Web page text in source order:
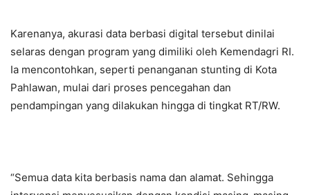
Karenanya, akurasi data berbasi digital tersebut dinilai
selaras dengan program yang dimiliki oleh Kemendagri RI.
Ia mencontohkan, seperti penanganan stunting di Kota
Pahlawan, mulai dari proses pencegahan dan
pendampingan yang dilakukan hingga di tingkat RT/RW.
“Semua data kita berbasis nama dan alamat. Sehingga